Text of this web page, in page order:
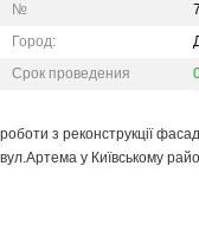
№
Город:
Срок проведения
роботи з реконструкції
вул.Артема у Київському